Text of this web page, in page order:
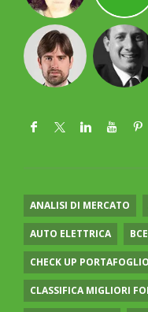
ANALISI DI MERCATO
AUTO ELETTRICA BCE
CHECK UP PORTAFOGLIO
CLASSIFICA MIGLIORI